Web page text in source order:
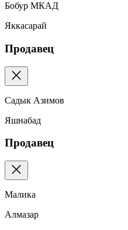
Бобур МКАД
Яккасарай
Продавец
Садык Азимов
Яшнабад
Продавец
Малика
Алмазар